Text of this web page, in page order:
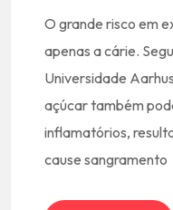
O grande risco em
apenas a cárie.
Universidade
açúcar também
inflamatórios,
cause sangramento